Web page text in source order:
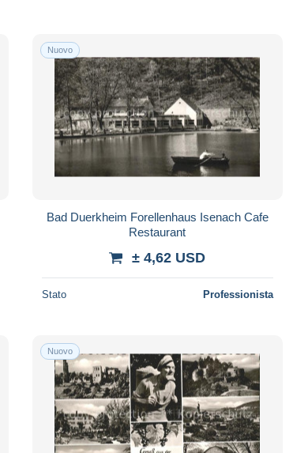
Nuovo
Bad Duerkheim Forellenhaus Isenach Cafe
Restaurant
± 4,62 USD
Stato Professionista
Nuovo